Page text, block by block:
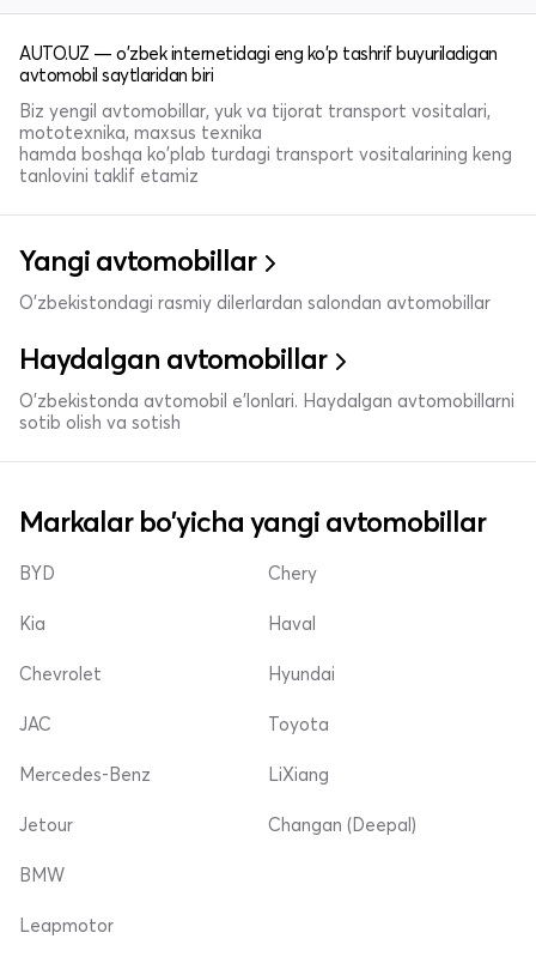
AUTO.UZ — o'zbek internetidagi eng ko'p tashrif buyuriladigan
avtomobil saytlaridan biri
Biz yengil avtomobillar, yuk va tijorat transport vositalari,
mototexnika, maxsus texnika
hamda boshqa ko'plab turdagi transport vositalarining keng
tanlovini taklif etamiz
Yangi avtomobillar
O'zbekistondagi rasmiy dilerlardan salondan avtomobillar
Haydalgan avtomobillar
O'zbekistonda avtomobil e’lonlari. Haydalgan avtomobillarni
sotib olish va sotish
Markalar bo'yicha yangi avtomobillar
BYD
Kia
Chevrolet
Chery
Haval
Hyundai
JAC
Mercedes-Benz
Jetour
Toyota
LiXiang
Changan (Deepal)
BMW
Leapmotor